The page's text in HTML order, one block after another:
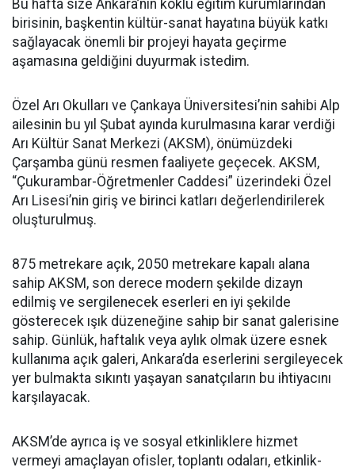
Bu hafta size Ankara’nın köklü eğitim kurumlarından
birisinin, başkentin kültür-sanat hayatına büyük katkı
sağlayacak önemli bir projeyi hayata geçirme
aşamasına geldiğini duyurmak istedim.
Özel Arı Okulları ve Çankaya Üniversitesi’nin sahibi Alp
ailesinin bu yıl Şubat ayında kurulmasına karar verdiği
Arı Kültür Sanat Merkezi (AKSM), önümüzdeki
Çarşamba günü resmen faaliyete geçecek. AKSM,
“Çukurambar-Öğretmenler Caddesi” üzerindeki Özel
Arı Lisesi’nin giriş ve birinci katları değerlendirilerek
oluşturulmuş.
875 metrekare açık, 2050 metrekare kapalı alana
sahip AKSM, son derece modern şekilde dizayn
edilmiş ve sergilenecek eserleri en iyi şekilde
gösterecek ışık düzeneğine sahip bir sanat galerisine
sahip. Günlük, haftalık veya aylık olmak üzere esnek
kullanıma açık galeri, Ankara’da eserlerini sergileyecek
yer bulmakta sıkıntı yaşayan sanatçıların bu ihtiyacını
karşılayacak.
AKSM’de ayrıca iş ve sosyal etkinliklere hizmet
vermeyi amaçlayan ofisler, toplantı odaları, etkinlik-